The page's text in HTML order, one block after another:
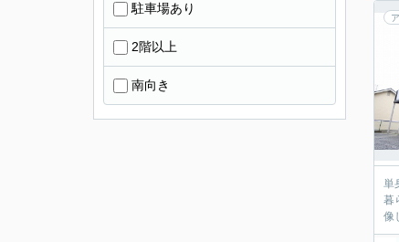
単
暮
像
駐車場あり
2階以上
南向き